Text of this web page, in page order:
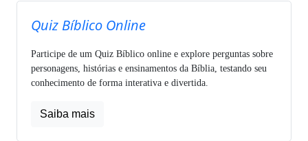
Quiz Bíblico Online
Participe de um Quiz Bíblico online e explore perguntas sobre
personagens, histórias e ensinamentos da Bíblia, testando seu
conhecimento de forma interativa e divertida.
Saiba mais